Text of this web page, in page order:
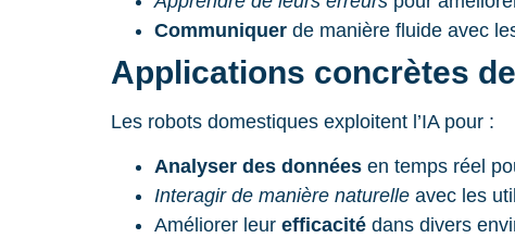
Communiquer de manière fluide avec
Applications concrètes de
Les robots domestiques exploitent l’IA pour :
Analyser des données en temps réel
Interagir de manière naturelle avec les
Améliorer leur efficacité dans divers